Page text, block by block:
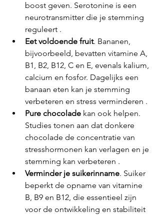
boost geven. Serotonine is een
neurotransmitter die je stemming
reguleert .
Eet voldoende fruit. Bananen,
bijvoorbeeld, bevatten vitamine A,
B1, B2, B12, C en E, evenals kalium,
calcium en fosfor. Dagelijks een
banaan eten kan je stemming
verbeteren en stress verminderen .
Pure chocolade kan ook helpen.
Studies tonen aan dat donkere
chocolade de concentratie van
stresshormonen kan verlagen en je
stemming kan verbeteren .
Verminder je suikerinname. Suiker
beperkt de opname van vitamine
B, B9 en B12, die essentieel zijn
voor de ontwikkeling en stabiliteit